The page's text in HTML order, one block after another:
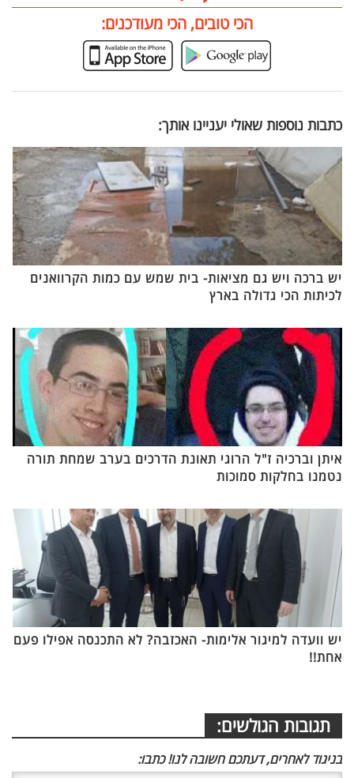
הכי טובים, הכי מעודכנים:
כתבות נוספות שאולי יעניינו אותך:
יש ברכה ויש גם מציאות- בית שמש עם כמות הקרוואנים
לכיתות הכי גדולה בארץ
איתן וברכיה ז"ל הרוגי תאונת הדרכים בערב שמחת תורה
נטמנו בחלקות סמוכות
יש וועדה למיגור אלימות- האכזבה? לא התכנסה אפילו פעם
אחת!!
תגובות הגולשים:
בניגוד לאחרים, דעתכם חשובה לנו! כתבו: